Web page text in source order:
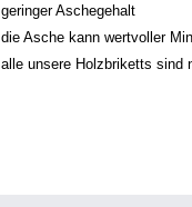
geringer Aschegehalt
die Asche kann wertvoller
alle unsere Holzbriketts sind